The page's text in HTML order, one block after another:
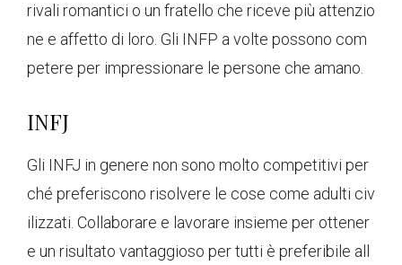
rivali romantici o un fratello che riceve più attenzio
ne e affetto di loro. Gli INFP a volte possono com
petere per impressionare le persone che amano.
INFJ
Gli INFJ in genere non sono molto competitivi per
ché preferiscono risolvere le cose come adulti civ
ilizzati. Collaborare e lavorare insieme per ottener
e un risultato vantaggioso per tutti è preferibile all